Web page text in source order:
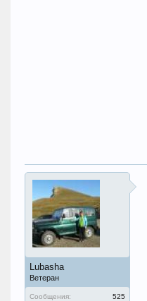
Lubasha
Ветеран
Сообщения:
525